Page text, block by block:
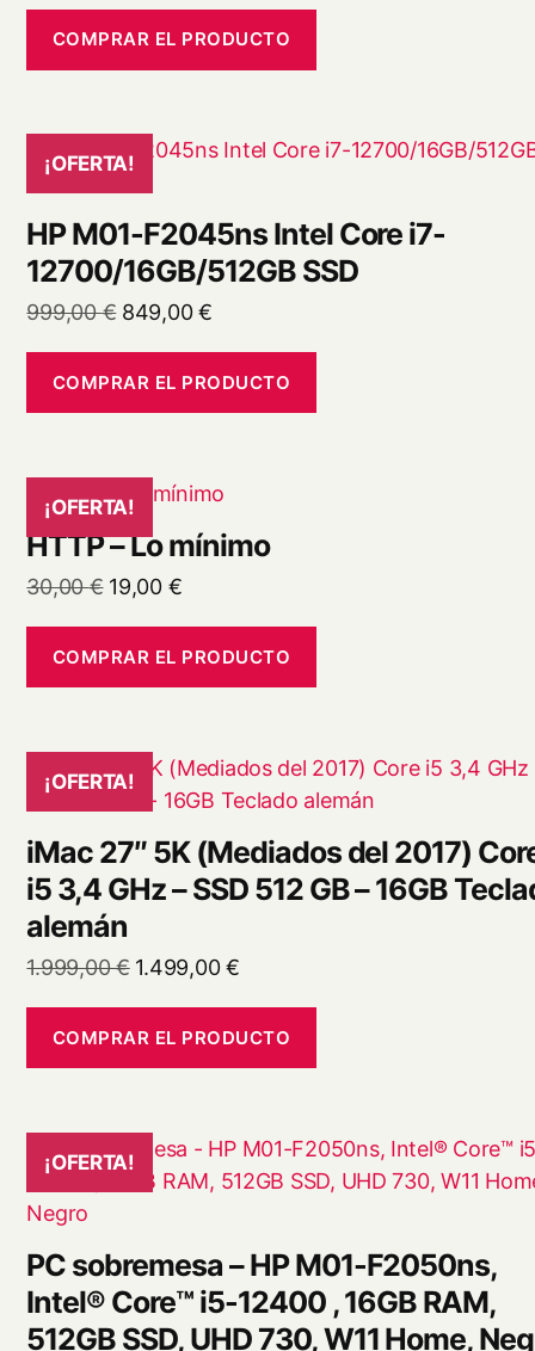
original
era:
actual
es:
COMPRAR EL PRODUCTO
¡OFERTA!
HP M01-F2045ns Intel Core i7-
12700/16GB/512GB SSD
999,00€ El
original
era:
849,00€El
actual
es:
COMPRAR EL PRODUCTO
¡OFERTA!
HTTP – Lo mínimo
30,00€ El
original
era:
19,00 €El
actual
es:
COMPRAR EL PRODUCTO
¡OFERTA!
iMac 27″ 5K (Mediados del 2017)
i5 3,4 GHz – SSD 512 GB – 16GB
alemán
1.999,00€ El
original
era:
1.499,00€El
actual
es:
COMPRAR EL PRODUCTO
¡OFERTA!
PC sobremesa – HP M01-F2050ns,
Intel® Core™ i5-12400 , 16GB RAM,
512GB SSD, UHD 730, W11 Home,